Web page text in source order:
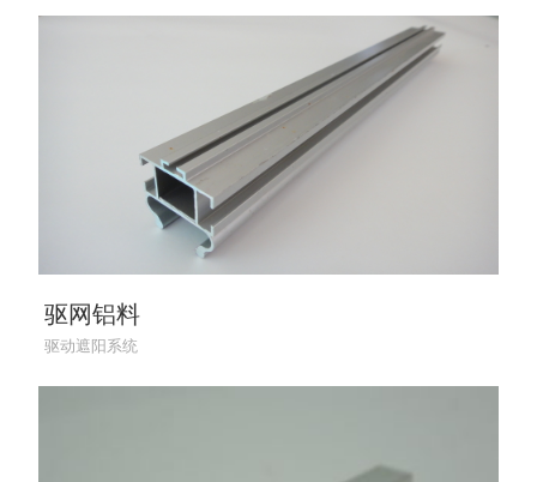
驱网铝料
驱动遮阳系统